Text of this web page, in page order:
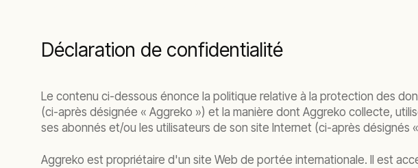
Déclaration de confidentialité
Le contenu ci-dessous énonce la politique relative à la protection des
(ci-après désignée « Aggreko ») et la manière dont Aggreko collecte,
ses abonnés et/ou les utilisateurs de son site Internet (ci-après désignés
Aggreko est propriétaire d'un site Web de portée internationale. Il est